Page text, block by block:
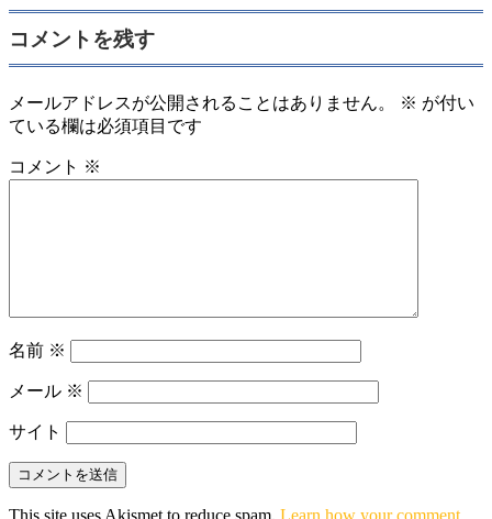
コメントを残す
メールアドレスが公開されることはありません。 ※ が付い
ている欄は必須項目です
コメント ※
名前 ※
メール ※
サイト
This site uses Akismet to reduce spam. Learn how your comment